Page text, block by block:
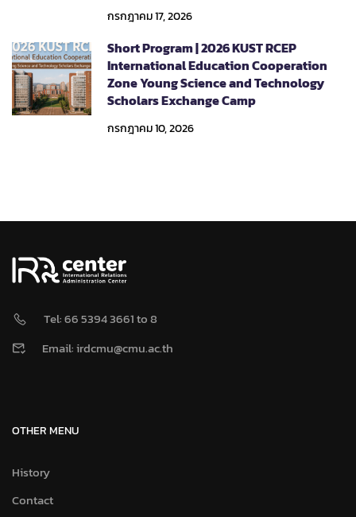
กรกฎาคม 17, 2026
Short Program | 2026 KUST RCEP
International Education Cooperation
Zone Young Science and Technology
Scholars Exchange Camp
กรกฎาคม 10, 2026
Tel: 66 5394 3661 to 8
Email: irdcmu@cmu.ac.th
OTHER MENU
History
Contact